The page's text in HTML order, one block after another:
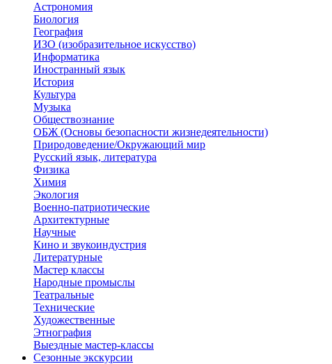
Астрономия
Биология
География
ИЗО (изобразительное искусство)
Информатика
Иностранный язык
История
Культура
Музыка
Обществознание
ОБЖ (Основы безопасности жизнедеятельности)
Природоведение/Окружающий мир
Русский язык, литература
Физика
Химия
Экология
Военно-патриотические
Архитектурные
Научные
Кино и звукоиндустрия
Литературные
Мастер классы
Народные промыслы
Театральные
Технические
Художественные
Этнография
Выездные мастер-классы
Сезонные экскурсии